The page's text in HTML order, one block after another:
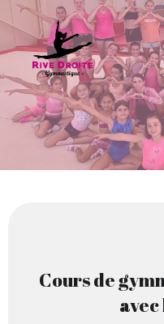
Cours de
avec